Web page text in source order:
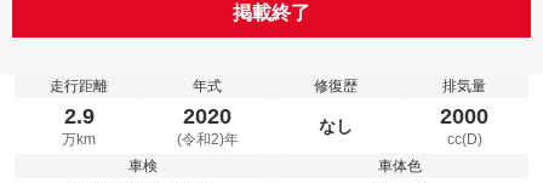
掲載終了
走行距離
2.9
万km
年式
2020
(令和2)年
修復歴
なし
排気量
2000
cc(D)
車検
車体色